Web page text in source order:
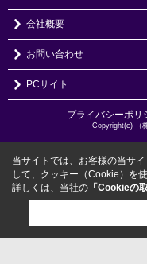
会社概要
お問い合わせ
PCサイト
プライバシーポリ
Copyright(c) （
当サイトでは、お客様の当サ
して、クッキー（Cookie）を
詳しくは、当社の 「Cookieの